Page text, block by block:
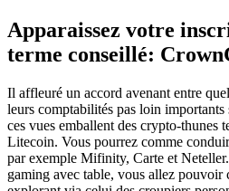
Apparaissez votre
terme conseillé:
Il affleuré un accord avenant entre
leurs comptabilités pas loin importants
ces vues emballent des crypto-thunes
Litecoin. Vous pourrez comme
par exemple Mifinity, Carte et
gaming avec table, vous allez pouvoir